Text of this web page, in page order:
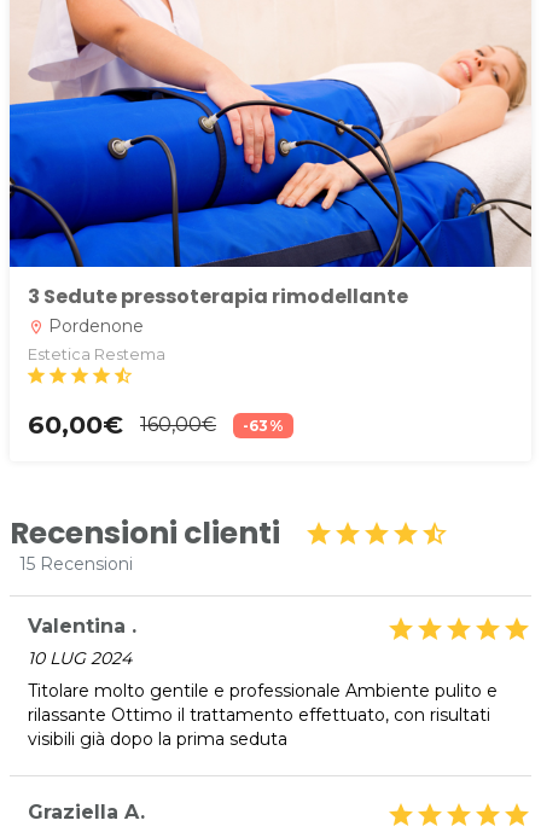
3 Sedute pressoterapia rimodellante
location_on Pordenone
Estetica Restema
star star star star star_half
60,00€ 160,00€ -63%
Recensioni clienti starstarstarstarstar_half
15 Recensioni
Valentina .
10 LUG 2024
star
star
star
star
star
Titolare molto gentile e professionale Ambiente pulito e
rilassante Ottimo il trattamento effettuato, con risultati
visibili già dopo la prima seduta
Graziella A. star
star
star
star
star